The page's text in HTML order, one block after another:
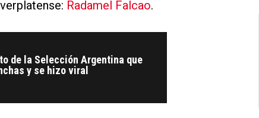
Radamel Falcao.
de la Selección Argentina que
y se hizo viral